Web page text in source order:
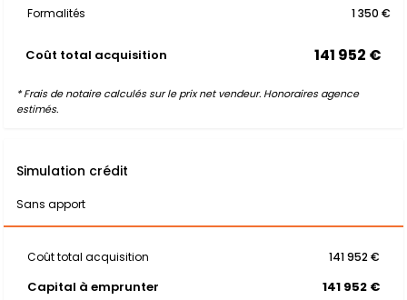
Formalités
1 350 €
Coût total acquisition 141 952 €
* Frais de notaire calculés sur le prix net vendeur. Honoraires agence
estimés.
Simulation crédit
Sans apport
Coût total acquisition 141 952 €
Capital à emprunter 141 952 €